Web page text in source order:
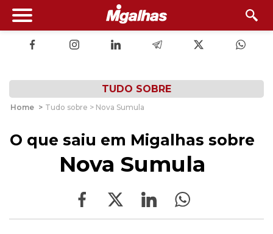
TUDO SOBRE
Home > Tudo sobre > Nova Sumula
O que saiu em Migalhas sobre
Nova Sumula